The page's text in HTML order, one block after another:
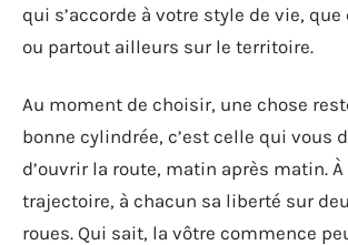
qui s’accorde à votre style de vie, que
ou partout ailleurs sur le territoire.
Au moment de choisir, une chose
bonne cylindrée, c’est celle qui vous
d’ouvrir la route, matin après matin.
trajectoire, à chacun sa liberté sur
roues. Qui sait, la vôtre commence